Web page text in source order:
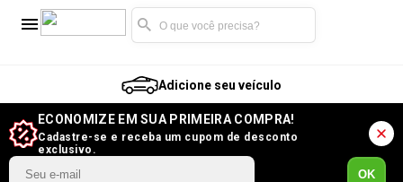
Adicione seu veículo
ECONOMIZE EM SUA PRIMEIRA COMPRA!
Cadastre-se e receba um cupom de desconto
exclusivo.
OK